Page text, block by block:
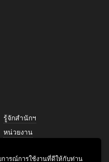
รู้จักสำนักฯ
หน่วยงาน
ารณ์การใช้งานที่ดีให้กับท่าน